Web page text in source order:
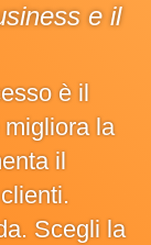
e il
è il
la
il
Scegli la